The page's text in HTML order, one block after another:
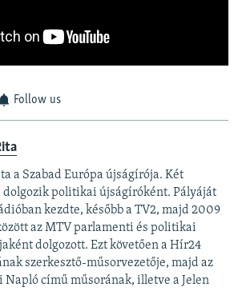
Follow us
a Szabad Európa újságírója. Két
dolgozik politikai újságíróként. Pályáját
kezdte, később a TV2, majd 2009
az MTV parlamenti és politikai
dolgozott. Ezt követően a Hír24
szerkesztő-műsorvezetője, majd az
Napló című műsorának, illetve a Jelen